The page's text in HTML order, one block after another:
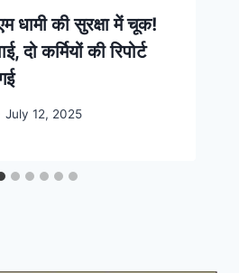
धामी की सुरक्षा में चूक!
दो कर्मियों की रिपोर्ट
July 12, 2025